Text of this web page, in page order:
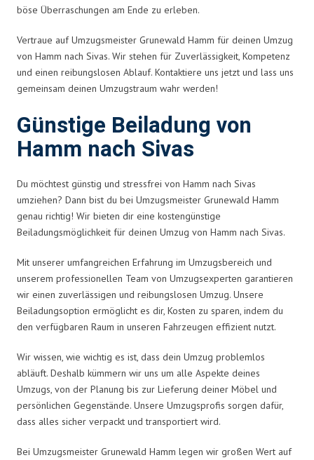
böse Überraschungen am Ende zu erleben.
Vertraue auf Umzugsmeister Grunewald Hamm für deinen Umzug
von Hamm nach Sivas. Wir stehen für Zuverlässigkeit, Kompetenz
und einen reibungslosen Ablauf. Kontaktiere uns jetzt und lass uns
gemeinsam deinen Umzugstraum wahr werden!
Günstige Beiladung von
Hamm nach Sivas
Du möchtest günstig und stressfrei von Hamm nach Sivas
umziehen? Dann bist du bei Umzugsmeister Grunewald Hamm
genau richtig! Wir bieten dir eine kostengünstige
Beiladungsmöglichkeit für deinen Umzug von Hamm nach Sivas.
Mit unserer umfangreichen Erfahrung im Umzugsbereich und
unserem professionellen Team von Umzugsexperten garantieren
wir einen zuverlässigen und reibungslosen Umzug. Unsere
Beiladungsoption ermöglicht es dir, Kosten zu sparen, indem du
den verfügbaren Raum in unseren Fahrzeugen effizient nutzt.
Wir wissen, wie wichtig es ist, dass dein Umzug problemlos
abläuft. Deshalb kümmern wir uns um alle Aspekte deines
Umzugs, von der Planung bis zur Lieferung deiner Möbel und
persönlichen Gegenstände. Unsere Umzugsprofis sorgen dafür,
dass alles sicher verpackt und transportiert wird.
Bei Umzugsmeister Grunewald Hamm legen wir großen Wert auf